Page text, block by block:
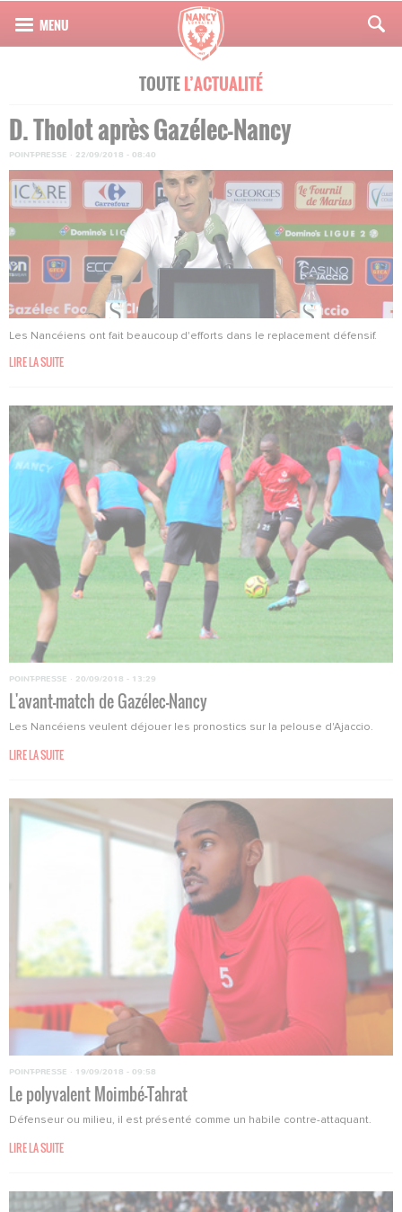
TOUTEL’ACTUALITÉ
D. Tholot après Gazélec-Nancy
POINT-PRESSE · 22/09/2018 - 08:40
Les Nancéiens ont fait beaucoup d'efforts dans le replacement défensif.
LIRE LA SUITE
POINT-PRESSE · 20/09/2018 - 13:29
L'avant-match de Gazélec-Nancy
Les Nancéiens veulent déjouer les pronostics sur la pelouse d'Ajaccio.
LIRE LA SUITE
POINT-PRESSE · 19/09/2018 - 09:58
Le polyvalent Moimbé-Tahrat
Défenseur ou milieu, il est présenté comme un habile contre-attaquant.
LIRE LA SUITE